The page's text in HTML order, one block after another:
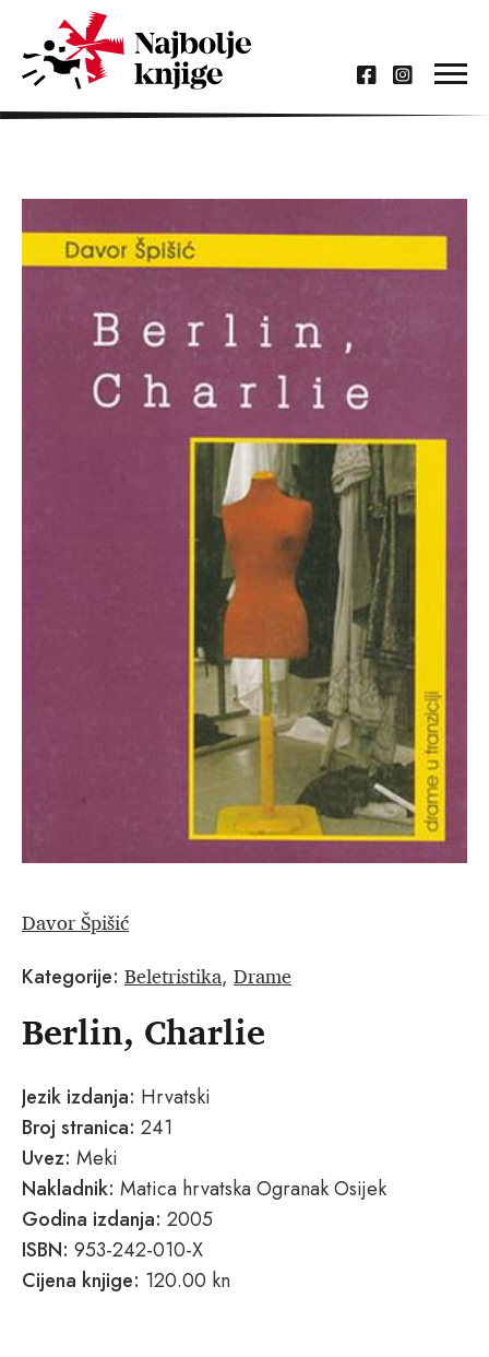
Davor Špišić
Kategorije: Beletristika, Drame
Berlin, Charlie
Jezik izdanja: Hrvatski
Broj stranica: 241
Uvez: Meki
Nakladnik: Matica hrvatska Ogranak Osijek
Godina izdanja: 2005
ISBN: 953-242-010-X
Cijena knjige: 120.00 kn